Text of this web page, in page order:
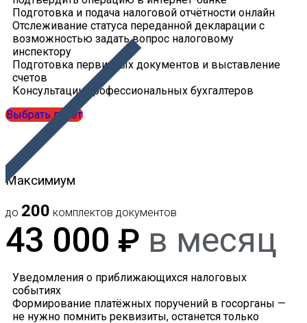
Подготовка и подача налоговой отчётности онлайн
Отслеживание статуса переданной декларации с
возможностью задать вопрос налоговому
инспектору
Подготовка первичных документов и выставление
счетов
Консультации профессиональных бухгалтеров
Выбрать пакет
Максимиум
до 200 комплектов документов
43 000 ₽ в месяц
Уведомления о приближающихся налоговых
событиях
Формирование платёжных поручений в госорганы —
не нужно помнить реквизиты, останется только